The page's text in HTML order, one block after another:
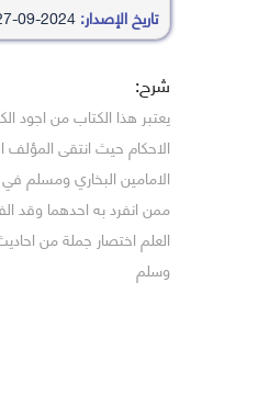
تاريخ الإصدار:
شرح:
يعتبر هذا الكتاب من
الاحكام حيث انتقى المؤلف
الامامين البخاري ومسلم
ممن انفرد به احدهما وقد
العلم اختصار جملة من
وسلم